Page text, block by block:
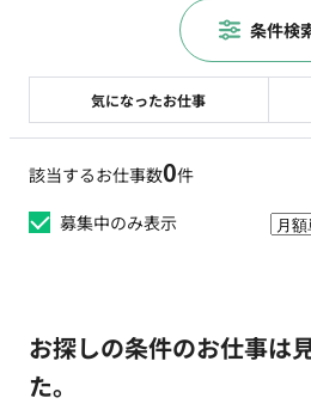
該当するお仕事数0件
募集中のみ表示
お探しの条件のお仕事は
た。
気になったお仕事
条件検